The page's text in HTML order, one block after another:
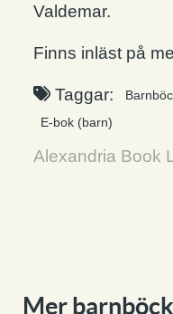
Valdemar.
Finns inläst på
Taggar:
E-bok (barn)
Alexandria Book
Mer